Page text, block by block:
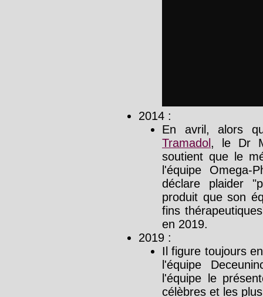
2014 :
En avril, alors
Tramadol , le Dr
soutient que le
l'équipe
déclare plaider
produit que son
fins
en 2019.
2019 :
Il figure toujours
l'équipe
l'équipe le
célèbres et les